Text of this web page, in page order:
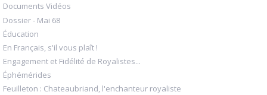
Documents Vidéos
Dossier - Mai 68
Éducation
En Français, s'il vous plaît !
Engagement et Fidélité de Royalistes...
Éphémérides
Feuilleton : Chateaubriand, l'enchanteur royaliste